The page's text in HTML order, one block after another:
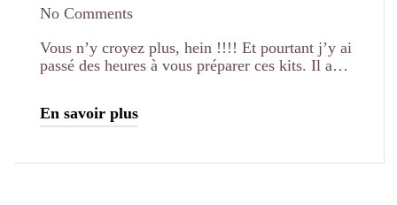
No Comments
Vous n’y croyez plus, hein !!!! Et pourtant j’y ai
passé des heures à vous préparer ces kits. Il a…
En savoir plus